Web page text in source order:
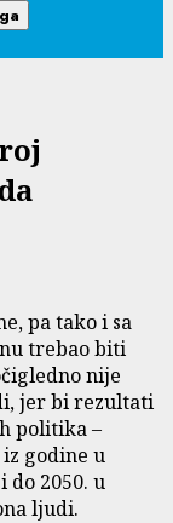
pa tako i sa
trebao biti
nije
jer bi rezultati
politika –
godine u
do 2050. u
ljudi.